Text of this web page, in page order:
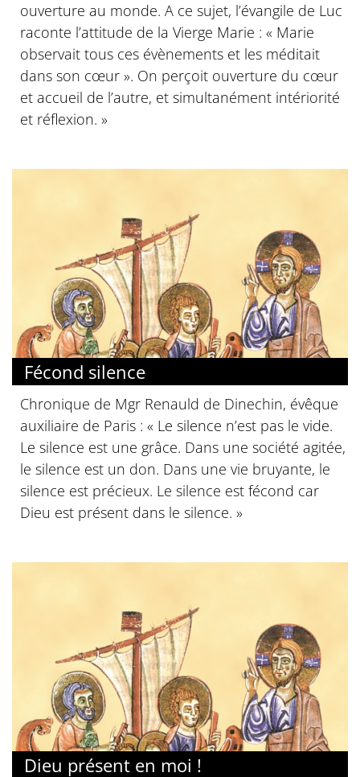
ouverture au monde. A ce sujet, l’évangile de Luc
raconte l’attitude de la Vierge Marie : « Marie
observait tous ces évènements et les méditait
dans son cœur ». On perçoit ouverture du cœur
et accueil de l’autre, et simultanément intériorité
et réflexion. »
Fécond silence
Chronique de Mgr Renauld de Dinechin, évêque
auxiliaire de Paris : « Le silence n’est pas le vide.
Le silence est une grâce. Dans une société agitée,
le silence est un don. Dans une vie bruyante, le
silence est précieux. Le silence est fécond car
Dieu est présent dans le silence. »
Dieu présent en moi !